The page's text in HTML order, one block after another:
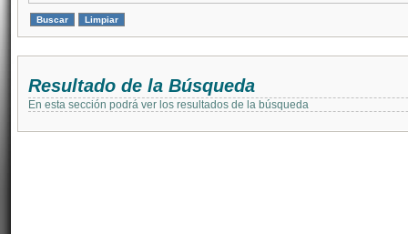
Resultado de la Búsqueda
En esta sección podrá ver los resultados de la búsqueda